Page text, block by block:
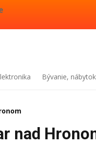
Bývanie,
nad